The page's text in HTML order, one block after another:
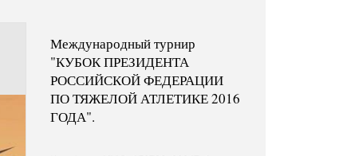
Международный турнир
"КУБОК ПРЕЗИДЕНТА
РОССИЙСКОЙ ФЕДЕРАЦИИ
ПО ТЯЖЕЛОЙ АТЛЕТИКЕ 2016
ГОДА".